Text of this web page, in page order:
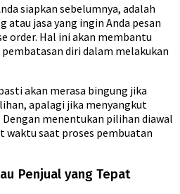
siapkan sebelumnya, adalah
atau jasa yang ingin Anda pesan
order. Hal ini akan membantu
diri dalam melakukan
akan merasa bingung jika
apalagi jika menyangkut
menentukan pilihan diawal
waktu saat proses pembuatan
Penjual yang Tepat